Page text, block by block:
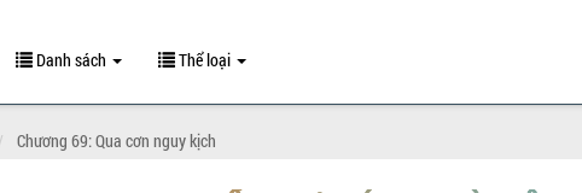
Danh sách Thể loại
Chương 69: Qua cơn nguy kịch